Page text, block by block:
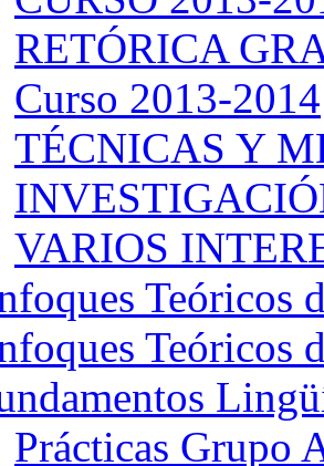
RETÓRICA
Curso 2013-2014
TÉCNICAS Y
VARIOS
Teóricos
Teóricos
Prácticas Grupo